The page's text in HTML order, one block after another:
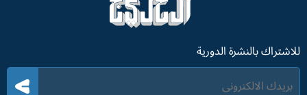
للاشتراك بالنشرة الدورية